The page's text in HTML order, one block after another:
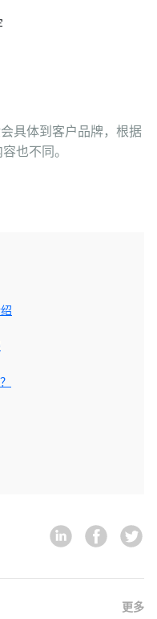
具体到客户品牌，根据
也不同。
更多